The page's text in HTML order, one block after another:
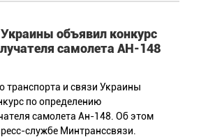
объявил конкурс
самолета АН-148
транспорта и связи Украины
по определению
самолета Ан-148. Об этом
службе Минтранссвязи.